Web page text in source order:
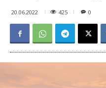
20.06.2022 425 0